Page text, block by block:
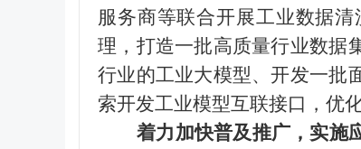
服务商等联合开展工业数据
理，打造一批高质量行业数据
行业的工业大模型、开发一批
索开发工业模型互联接口，优
着力加快普及推广，实施